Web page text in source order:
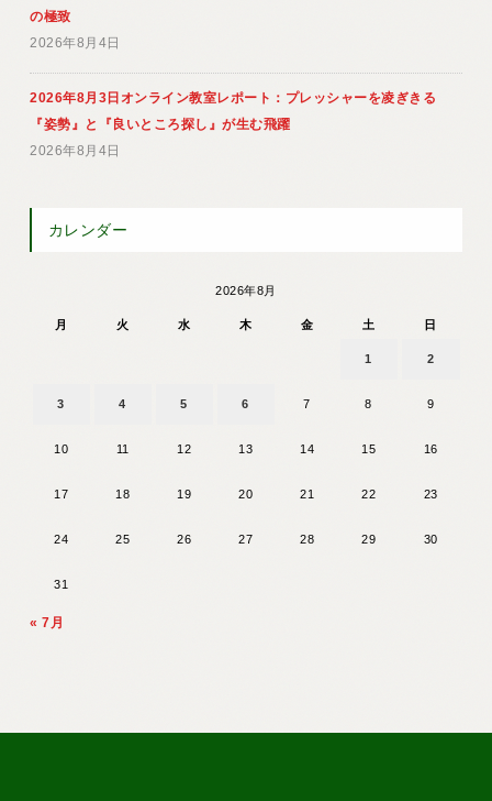
の極致
2026年8月4日
2026年8月3日オンライン教室レポート：プレッシャーを凌ぎきる
『姿勢』と『良いところ探し』が生む飛躍
2026年8月4日
カレンダー
2026年8月
月 火 水 木 金 土 日
1 2
3 4 5 6 7 8 9
10 11 12 13 14 15 16
17 18 19 20 21 22 23
24 25 26 27 28 29 30
31
« 7月